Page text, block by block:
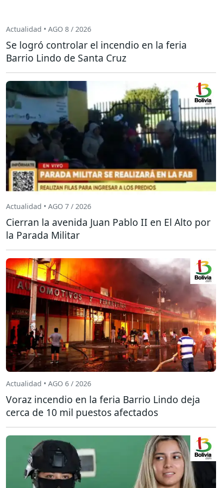
Actualidad • AGO 8 / 2026
Se logró controlar el incendio en la feria
Barrio Lindo de Santa Cruz
Actualidad • AGO 7 / 2026
Cierran la avenida Juan Pablo II en El Alto por
la Parada Militar
Actualidad • AGO 6 / 2026
Voraz incendio en la feria Barrio Lindo deja
cerca de 10 mil puestos afectados